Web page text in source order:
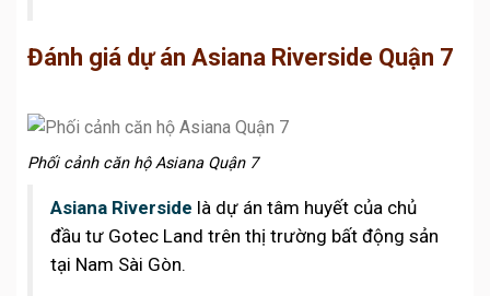
Đánh giá dự án Asiana Riverside Quận 7
Phối cảnh căn hộ Asiana Quận 7
Asiana Riverside là dự án tâm huyết của chủ
đầu tư Gotec Land trên thị trường bất động sản
tại Nam Sài Gòn.